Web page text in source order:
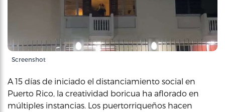
Screenshot
A 15 días de iniciado el distanciamiento social en
Puerto Rico, la creatividad boricua ha aflorado en
múltiples instancias. Los puertorriqueños hacen